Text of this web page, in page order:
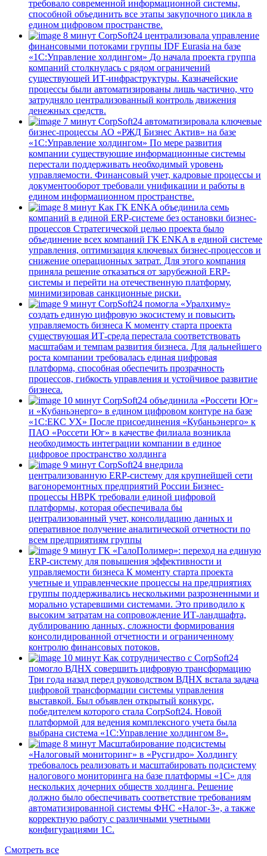
требовало современной информационной системы,
способной объединить все этапы закупочного цикла в
едином цифровом пространстве.
8 минут CorpSoft24 централизовала управление
финансовыми потоками группы IDF Eurasia на базе
«1С:Управление холдингом» До начала проекта группа
компаний столкнулась с рядом ограничений
существующей ИТ-инфраструктуры. Казначейские
процессы были автоматизированы лишь частично, что
затрудняло централизованный контроль движения
денежных средств.
7 минут CorpSoft24 автоматизировала ключевые
бизнес-процессы АО «РЖД Бизнес Актив» на базе
«1С:Управление холдингом» По мере развития
компании существующие информационные системы
перестали поддерживать необходимый уровень
управляемости. Финансовый учет, кадровые процессы и
документооборот требовали унификации и работы в
едином информационном пространстве.
8 минут Как ГК ENKA объединила семь
компаний в единой ERP-системе без остановки бизнес-
процессов Стратегической целью проекта было
объединение всех компаний ГК ENKA в единой системе
управления, оптимизация ключевых бизнес-процессов и
снижение операционных затрат. Для этого компания
приняла решение отказаться от зарубежной ERP-
системы и перейти на отечественную платформу,
минимизировав санкционные риски.
9 минут CorpSoft24 помогла «Уралхиму»
создать единую цифровую экосистему и повысить
управляемость бизнеса К моменту старта проекта
существующая ИТ-среда перестала соответствовать
масштабам и темпам развития бизнеса. Для дальнейшего
роста компании требовалась единая цифровая
платформа, способная обеспечить прозрачность
процессов, гибкость управления и устойчивое развитие
бизнеса.
10 минут CorpSoft24 объединила «Россети Юг»
и «Кубаньэнерго» в едином цифровом контуре на базе
«1С:ЕКС УХ» После присоединения «Кубаньэнерго» к
ПАО «Россети Юг» в качестве филиала возникла
необходимость интеграции компании в единое
цифровое пространство холдинга
9 минут CorpSoft24 внедрила
централизованную ERP-систему для крупнейшей сети
вагоноремонтных предприятий России Бизнес-
процессы НВРК требовали единой цифровой
платформы, которая обеспечивала бы
централизованный учет, консолидацию данных и
оперативное получение аналитической отчетности по
всем предприятиям группы
9 минут ГК «ГалоПолимер»: переход на единую
ERP-систему для повышения эффективности и
управляемости бизнеса К моменту старта проекта
учетные и управленческие процессы на предприятиях
группы поддерживались несколькими разрозненными и
морально устаревшими системами. Это приводило к
высоким затратам на сопровождение ИТ-ландшафта,
дублированию данных, сложности формирования
консолидированной отчетности и ограниченному
контролю финансовых потоков.
10 минут Как сотрудничество с CorpSoft24
помогло ВДНХ совершить цифровую трансформацию
Три года назад перед руководством ВДНХ встала задача
цифровой трансформации системы управления
выставкой. Был объявлен открытый конкурс,
победителем которого стала CorpSoft24. Новой
платформой для ведения комплексного учета была
выбрана система «1С:Управление холдингом 8».
8 минут Масштабирование подсистемы
«Налоговый мониторинг» в «Русгидро» Холдингу
требовалось реализовать и масштабировать подсистему
налогового мониторинга на базе платформы «1С» для
нескольких дочерних обществ холдинга. Решение
должно было обеспечивать соответствие требованиям
автоматизированной системы ФНС «Налог-3», а также
корректную работу с различными учетными
конфигурациями 1С.
Смотреть все